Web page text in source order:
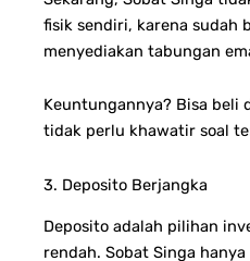
fisik sendiri, karena sudah
menyediakan tabungan
Keuntungannya? Bisa beli
tidak perlu khawatir soal
3. Deposito Berjangka
Deposito adalah pilihan
rendah. Sobat Singa